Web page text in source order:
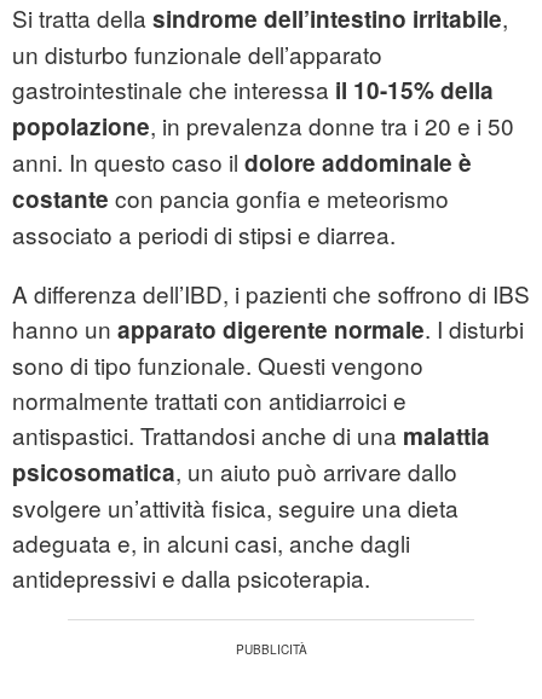
Si tratta della sindrome dell’intestino irritabile,
un disturbo funzionale dell’apparato
gastrointestinale che interessa il 10-15% della
popolazione, in prevalenza donne tra i 20 e i 50
anni. In questo caso il dolore addominale è
costante con pancia gonfia e meteorismo
associato a periodi di stipsi e diarrea.
A differenza dell’IBD, i pazienti che soffrono di IBS
hanno un apparato digerente normale. I disturbi
sono di tipo funzionale. Questi vengono
normalmente trattati con antidiarroici e
antispastici. Trattandosi anche di una malattia
psicosomatica, un aiuto può arrivare dallo
svolgere un’attività fisica, seguire una dieta
adeguata e, in alcuni casi, anche dagli
antidepressivi e dalla psicoterapia.